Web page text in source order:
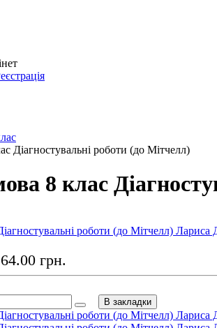
Діагностувальні роботи (до Мітчелл)
8 клас
64.00 грн.
В закладки